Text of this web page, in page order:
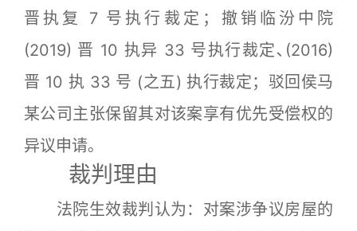
晋执复 7 号执行裁定；撤销临汾中院
(2019) 晋 10 执异 33 号执行裁定､(2016)
晋 10 执 33 号 (之五) 执行裁定；驳回侯马
某公司主张保留其对该案享有优先受偿权的
异议申请｡
裁判理由
法院生效裁判认为：对案涉争议房屋的